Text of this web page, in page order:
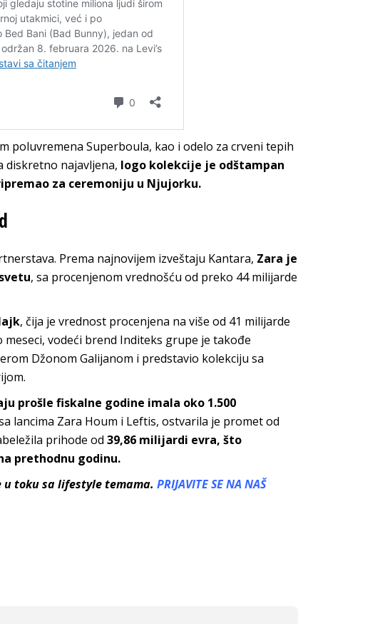
poluvremena Superboula, kao i odelo za crveni tepih
diskretno najavljena, logo kolekcije je odštampan
za ceremoniju u Njujorku.
Prema najnovijem izveštaju Kantara, Zara je
, sa procenjenom vrednošću od preko 44 milijarde
, čija je vrednost procenjena na više od 41 milijarde
vodeći brend Inditeks grupe je takođe
Džonom Galijanom i predstavio kolekciju sa
prošle fiskalne godine imala oko 1.500
lancima Zara Houm i Leftis, ostvarila je promet od
prihode od 39,86 milijardi evra, što
prethodnu godinu.
u toku sa lifestyle temama. PRIJAVITE SE NA NAŠ